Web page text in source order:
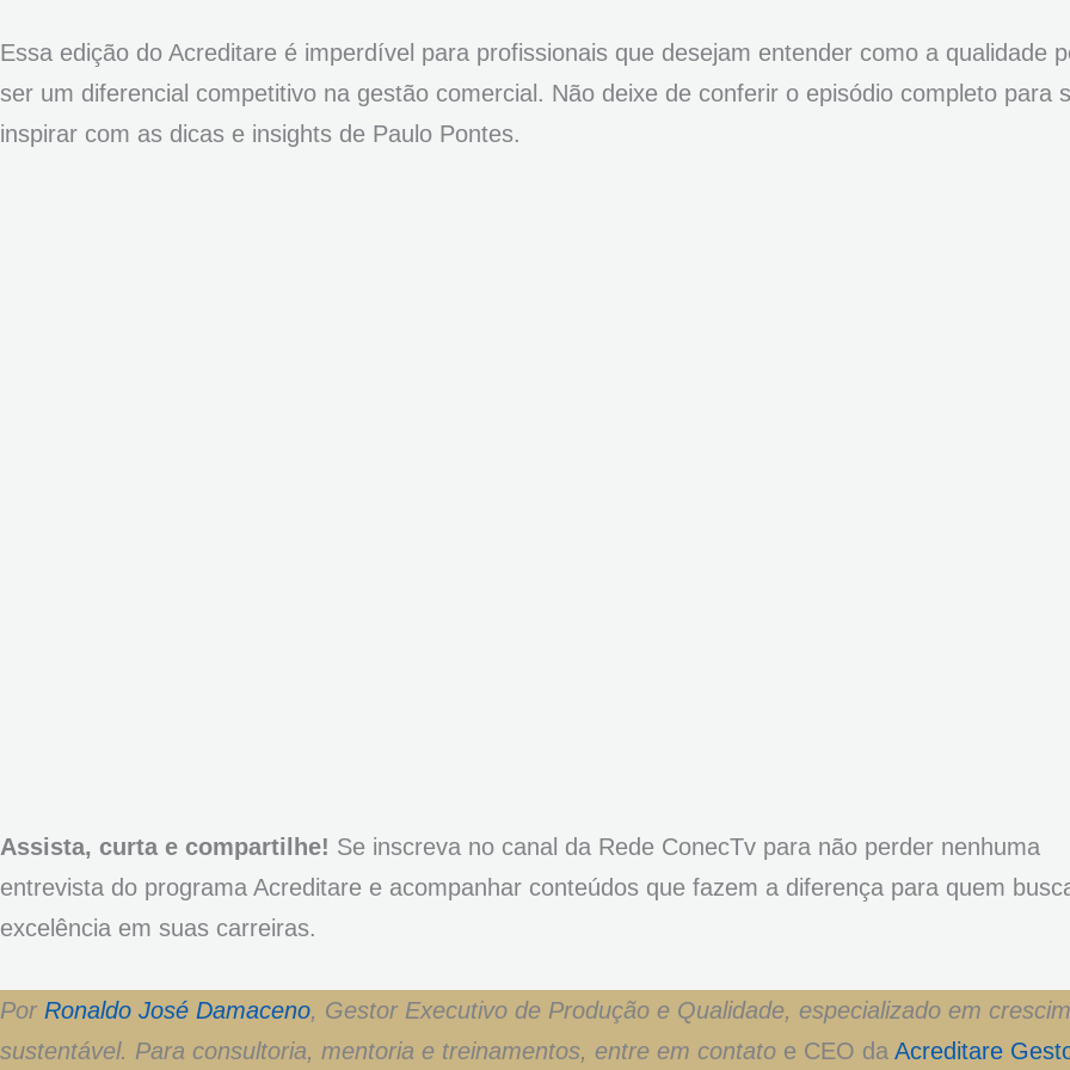
Essa edição do Acreditare é imperdível para profissionais que desejam entender como a qualidade
ser um diferencial competitivo na gestão comercial. Não deixe de conferir o episódio completo para
inspirar com as dicas e insights de Paulo Pontes.
Assista, curta e compartilhe! Se inscreva no canal da Rede ConecTv para não perder nenhuma
entrevista do programa Acreditare e acompanhar conteúdos que fazem a diferença para quem
excelência em suas carreiras.
Por Ronaldo José Damaceno, Gestor Executivo de Produção e Qualidade, especializado em
sustentável. Para consultoria, mentoria e treinamentos, entre em contato e CEO da Acreditare